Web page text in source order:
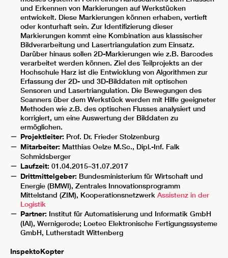
und Erkennen von Markierungen auf Werkstücken
entwickelt. Diese Markierungen können erhaben, vertieft
oder konturhaft sein. Zur Identifizierung dieser
Markierungen kommt eine Kombination aus klassischer
Bildverarbeitung und Lasertriangulation zum Einsatz.
Darüber hinaus sollen 2D-Markierungen wie z.B. Barcodes
verarbeitet werden können. Ziel des Teilprojekts an der
Hochschule Harz ist die Entwicklung von Algorithmen zur
Erfassung der 2D- und 3D-Bilddaten mit optischen
Sensoren und Lasertriangulation. Die Bewegungen des
Scanners über dem Werkstück werden mit Hilfe geeigneter
Methoden wie z.B. des optischen Flusses analysiert und
korrigiert, um eine Auswertung der Bilddaten zu
ermöglichen.
Projektleiter: Prof. Dr. Frieder Stolzenburg
Mitarbeiter: Matthias Oelze M.Sc., Dipl.-Inf. Falk
Schmidsberger
Laufzeit: 01.04.2015–31.07.2017
Drittmittelgeber: Bundesministerium für Wirtschaft und
Energie (BMWI), Zentrales Innovationsprogramm
Mittelstand (ZIM), Kooperationsnetzwerk Assistenz in der
Logistik
Partner: Institut für Automatisierung und Informatik GmbH
(IAI), Wernigerode; Loetec Elektronische Fertigungssysteme
GmbH, Lutherstadt Wittenberg
InspektoKopter